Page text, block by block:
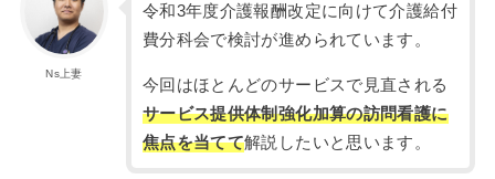
Ns上妻
令和3年度介護報酬改定に向けて介護給付
費分科会で検討が進められています。
今回はほとんどのサービスで見直される
サービス提供体制強化加算の訪問看護に
焦点を当てて解説したいと思います。